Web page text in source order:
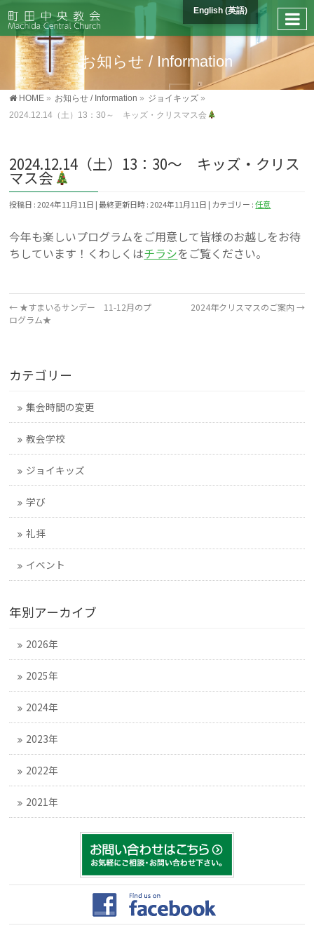
English (英語)
お知らせ / Information
HOME » お知らせ / Information » ジョイキッズ »
2024.12.14（土）13：30～ キッズ・クリスマス会
2024.12.14（土）13：30～ キッズ・クリス
マス会
投稿日 : 2024年11月11日 最終更新日時 : 2024年11月11日 カテゴリー :任意
今年も楽しいプログラムをご用意して皆様のお越しをお待
ちしています！くわしくはチラシをご覧ください。
← ★すまいるサンデー 11-12月のプ
ログラム★
2024年クリスマスのご案内 →
カテゴリー
集会時間の変更
教会学校
ジョイキッズ
学び
礼拝
イベント
年別アーカイブ
2026年
2025年
2024年
2023年
2022年
2021年